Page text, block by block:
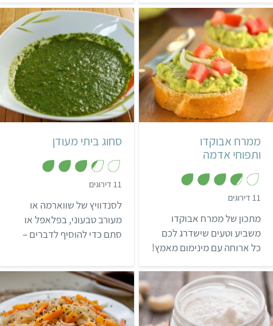
קל 35 דקות
ממרח אבוקדו
ותפוחי אדמה
11 דירוגים
.
7
מ
ת
ו
מתכון של ממרח אבוקדו
משביע וטעים שישדרג לכם
כל ארוחה עם מינימום מאמץ!
קל 10 דקות תימני
סחוג ביתי מעודן
11 דירוגים
.
4
מ
ת
לסנדוויץ של שווארמה או
מעורב טבעוני, בפלאפל או
סתם כדי להוסיף לדברים –
בשבילכם!